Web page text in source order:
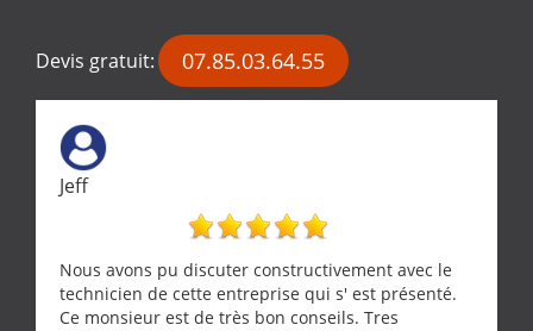
Devis gratuit: 07.85.03.64.55
Jeff
Nous avons pu discuter constructivement avec le
technicien de cette entreprise qui s' est présenté.
Ce monsieur est de très bon conseils. Tres